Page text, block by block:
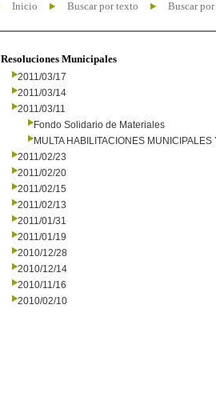
Inicio Buscar por texto Buscar
Resoluciones Municipales
2011/03/17
2011/03/14
2011/03/11
Fondo Solidario de Materiales
MULTA HABILITACIONES MUNICIPALES
2011/02/23
2011/02/20
2011/02/15
2011/02/13
2011/01/31
2011/01/19
2010/12/28
2010/12/14
2010/11/16
2010/02/10